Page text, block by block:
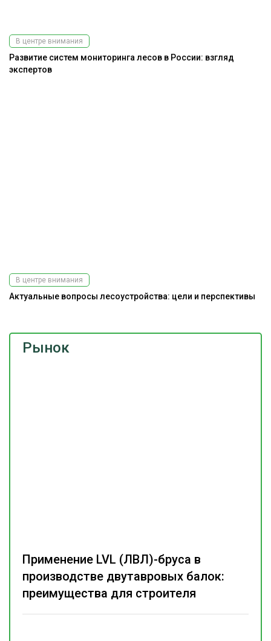
Рынок
Применение LVL (ЛВЛ)-бруса в
производстве двутавровых балок:
преимущества для строителя
В центре внимания
Развитие систем мониторинга лесов в России: взгляд
экспертов
В центре внимания
Актуальные вопросы лесоустройства: цели и перспективы